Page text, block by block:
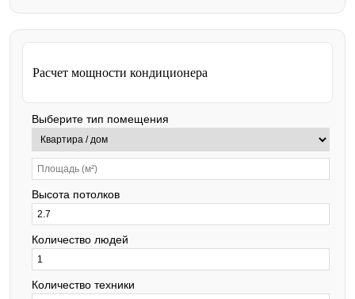
Расчет мощности кондиционера
Выберите тип помещения
Высота потолков
Количество людей
Количество техники